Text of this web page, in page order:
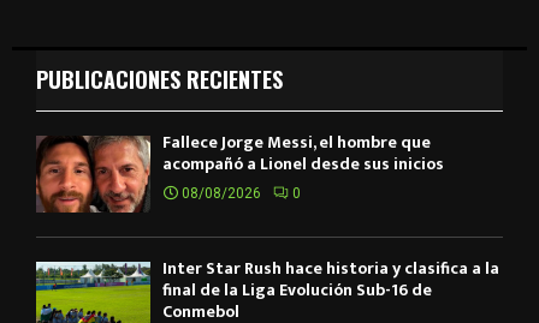
PUBLICACIONES RECIENTES
Fallece Jorge Messi, el hombre que
acompañó a Lionel desde sus inicios
08/08/2026 0
Inter Star Rush hace historia y clasifica a la
final de la Liga Evolución Sub-16 de
Conmebol